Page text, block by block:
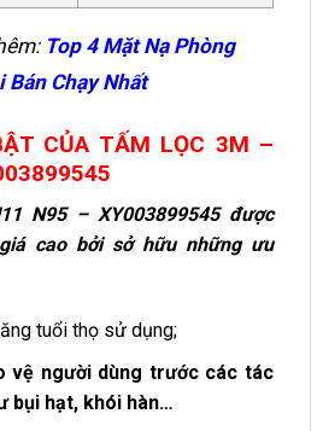
Top 4 Mặt Nạ Phòng
Bán Chạy Nhất
CỦA TẤM LỌC 3M –
N95 – XY003899545 được
cao bởi sở hữu những ưu
tuổi thọ sử dụng;
vệ người dùng trước các tác
bụi hạt, khói hàn…